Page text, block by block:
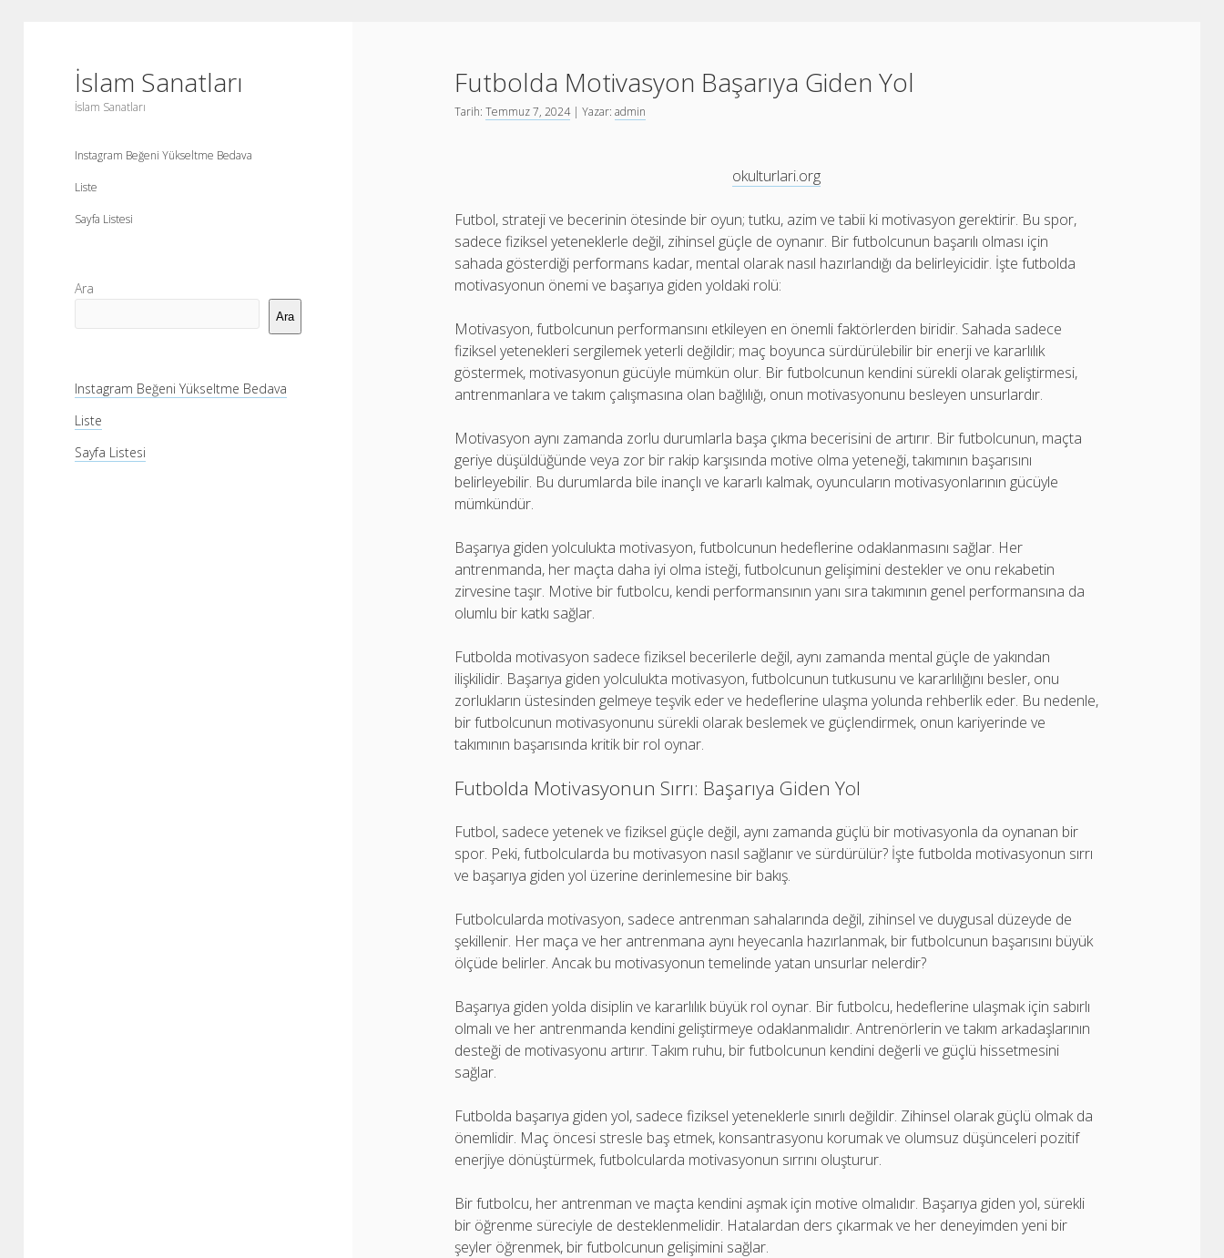
İslam Sanatları
İslam Sanatları
Instagram Beğeni Yükseltme Bedava
Liste
Sayfa Listesi
Yan
Menü
Ara
Ara
Instagram Beğeni Yükseltme Bedava
Liste
Sayfa Listesi
Futbolda Motivasyon Başarıya Giden Yol
Tarih:Temmuz 7, 2024| Yazar:admin
okulturlari.org
Futbol, strateji ve becerinin ötesinde bir oyun; tutku, azim ve tabii ki motivasyon gerektirir. Bu spor,
sadece fiziksel yeteneklerle değil, zihinsel güçle de oynanır. Bir futbolcunun başarılı olması için
sahada gösterdiği performans kadar, mental olarak nasıl hazırlandığı da belirleyicidir. İşte futbolda
motivasyonun önemi ve başarıya giden yoldaki rolü:
Motivasyon, futbolcunun performansını etkileyen en önemli faktörlerden biridir. Sahada sadece
fiziksel yetenekleri sergilemek yeterli değildir; maç boyunca sürdürülebilir bir enerji ve kararlılık
göstermek, motivasyonun gücüyle mümkün olur. Bir futbolcunun kendini sürekli olarak geliştirmesi,
antrenmanlara ve takım çalışmasına olan bağlılığı, onun motivasyonunu besleyen unsurlardır.
Motivasyon aynı zamanda zorlu durumlarla başa çıkma becerisini de artırır. Bir futbolcunun, maçta
geriye düşüldüğünde veya zor bir rakip karşısında motive olma yeteneği, takımının başarısını
belirleyebilir. Bu durumlarda bile inançlı ve kararlı kalmak, oyuncuların motivasyonlarının gücüyle
mümkündür.
Başarıya giden yolculukta motivasyon, futbolcunun hedeflerine odaklanmasını sağlar. Her
antrenmanda, her maçta daha iyi olma isteği, futbolcunun gelişimini destekler ve onu rekabetin
zirvesine taşır. Motive bir futbolcu, kendi performansının yanı sıra takımının genel performansına da
olumlu bir katkı sağlar.
Futbolda motivasyon sadece fiziksel becerilerle değil, aynı zamanda mental güçle de yakından
ilişkilidir. Başarıya giden yolculukta motivasyon, futbolcunun tutkusunu ve kararlılığını besler, onu
zorlukların üstesinden gelmeye teşvik eder ve hedeflerine ulaşma yolunda rehberlik eder. Bu nedenle,
bir futbolcunun motivasyonunu sürekli olarak beslemek ve güçlendirmek, onun kariyerinde ve
takımının başarısında kritik bir rol oynar.
Futbolda Motivasyonun Sırrı: Başarıya Giden Yol
Futbol, sadece yetenek ve fiziksel güçle değil, aynı zamanda güçlü bir motivasyonla da oynanan bir
spor. Peki, futbolcularda bu motivasyon nasıl sağlanır ve sürdürülür? İşte futbolda motivasyonun sırrı
ve başarıya giden yol üzerine derinlemesine bir bakış.
Futbolcularda motivasyon, sadece antrenman sahalarında değil, zihinsel ve duygusal düzeyde de
şekillenir. Her maça ve her antrenmana aynı heyecanla hazırlanmak, bir futbolcunun başarısını büyük
ölçüde belirler. Ancak bu motivasyonun temelinde yatan unsurlar nelerdir?
Başarıya giden yolda disiplin ve kararlılık büyük rol oynar. Bir futbolcu, hedeflerine ulaşmak için sabırlı
olmalı ve her antrenmanda kendini geliştirmeye odaklanmalıdır. Antrenörlerin ve takım arkadaşlarının
desteği de motivasyonu artırır. Takım ruhu, bir futbolcunun kendini değerli ve güçlü hissetmesini
sağlar.
Futbolda başarıya giden yol, sadece fiziksel yeteneklerle sınırlı değildir. Zihinsel olarak güçlü olmak da
önemlidir. Maç öncesi stresle baş etmek, konsantrasyonu korumak ve olumsuz düşünceleri pozitif
enerjiye dönüştürmek, futbolcularda motivasyonun sırrını oluşturur.
Bir futbolcu, her antrenman ve maçta kendini aşmak için motive olmalıdır. Başarıya giden yol, sürekli
bir öğrenme süreciyle de desteklenmelidir. Hatalardan ders çıkarmak ve her deneyimden yeni bir
şeyler öğrenmek, bir futbolcunun gelişimini sağlar.